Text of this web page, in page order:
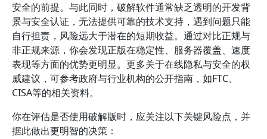
安全的前提。与此同时，破解软件通常缺乏透明的开发背
景与安全认证，无法提供可靠的技术支持，遇到问题只能
自行担责，风险远大于潜在的短期收益。通过对比正规与
非正规来源，你会发现正版在稳定性、服务器覆盖、速度
表现等方面的优势更明显。更多关于在线隐私与安全的权
威建议，可参考政府与行业机构的公开指南，如FTC、
CISA等的相关资料。
你在评估是否使用破解版时，应关注以下关键风险点，并
据此做出更明智的决策：